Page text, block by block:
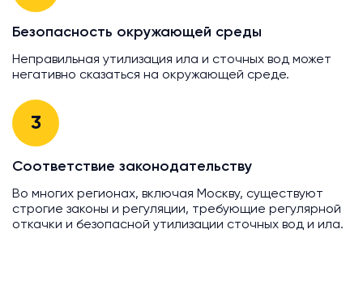
Безопасность окружающей среды
Неправильная утилизация ила и сточных вод может
негативно сказаться на окружающей среде.
3
Соответствие законодательству
Во многих регионах, включая Москву, существуют
строгие законы и регуляции, требующие регулярной
откачки и безопасной утилизации сточных вод и ила.